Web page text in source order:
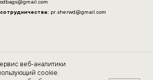
pr.sherwd@gmail.com
веб-аналитики
cookie.